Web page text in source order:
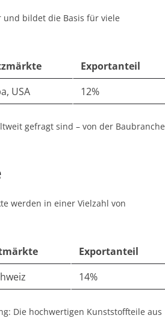
bildet die Basis für viele
Exportanteil
USA 12%
gefragt sind – von der Baubranche
werden in einer Vielzahl von
Exportanteil
14%
Die hochwertigen Kunststoffteile aus